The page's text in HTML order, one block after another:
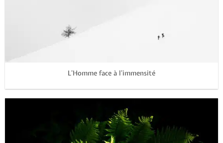
L’Homme face à l’immensité